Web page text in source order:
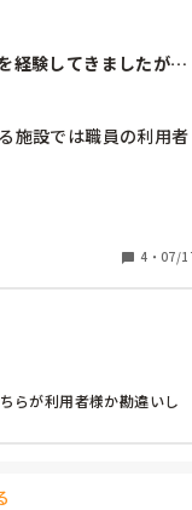
経験してきましたが、
施設では職員の利用者
過ぎて悲しく、涙した
な施設って多いのでし
と思うのでそれは別と
仕事が出来る仕事場と
4 ・ 07/
らが利用者様か勘違いし